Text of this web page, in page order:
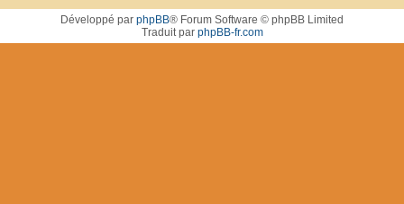
Développé par phpBB® Forum Software © phpBB Limited
Traduit par phpBB-fr.com